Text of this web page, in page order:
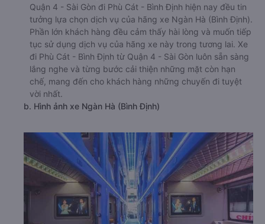
Quận 4 - Sài Gòn đi Phù Cát - Bình Định hiện nay đều tin
tưởng lựa chọn dịch vụ của hãng xe Ngàn Hà (Bình Định).
Phần lớn khách hàng đều cảm thấy hài lòng và muốn tiếp
tục sử dụng dịch vụ của hãng xe này trong tương lai. Xe
đi Phù Cát - Bình Định từ Quận 4 - Sài Gòn luôn sẵn sàng
lắng nghe và từng bước cải thiện những mặt còn hạn
chế, mang đến cho khách hàng những chuyến đi tuyệt
vời nhất.
b. Hình ảnh xe Ngàn Hà (Bình Định)